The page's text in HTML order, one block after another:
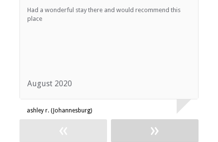
Had a wonderful stay there and would recommend this
place
August 2020
ashley r. (Johannesburg)
« »